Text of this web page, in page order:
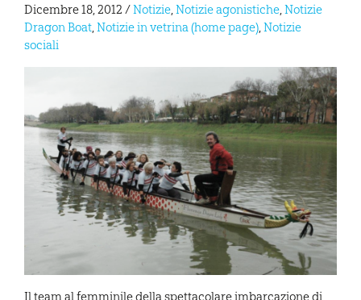
Dicembre 18, 2012 /Notizie,Notizie agonistiche,Notizie
Dragon Boat,Notizie in vetrina (home page),Notizie
sociali